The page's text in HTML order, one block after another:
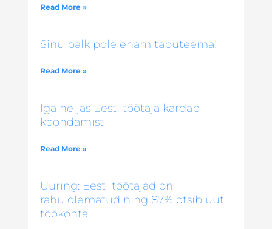
Read More »
Sinu palk pole enam tabuteema!
Read More »
Iga neljas Eesti töötaja kardab
koondamist
Read More »
Uuring: Eesti töötajad on
rahulolematud ning 87% otsib uut
töökohta